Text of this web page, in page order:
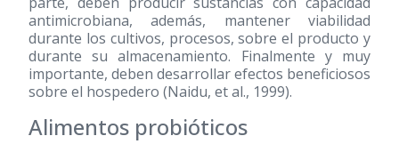
antimicrobiana, además, mantener viabilidad
durante los cultivos, procesos, sobre el producto y
durante su almacenamiento. Finalmente y muy
importante, deben desarrollar efectos beneficiosos
sobre el hospedero (Naidu, et al., 1999).
Alimentos probióticos